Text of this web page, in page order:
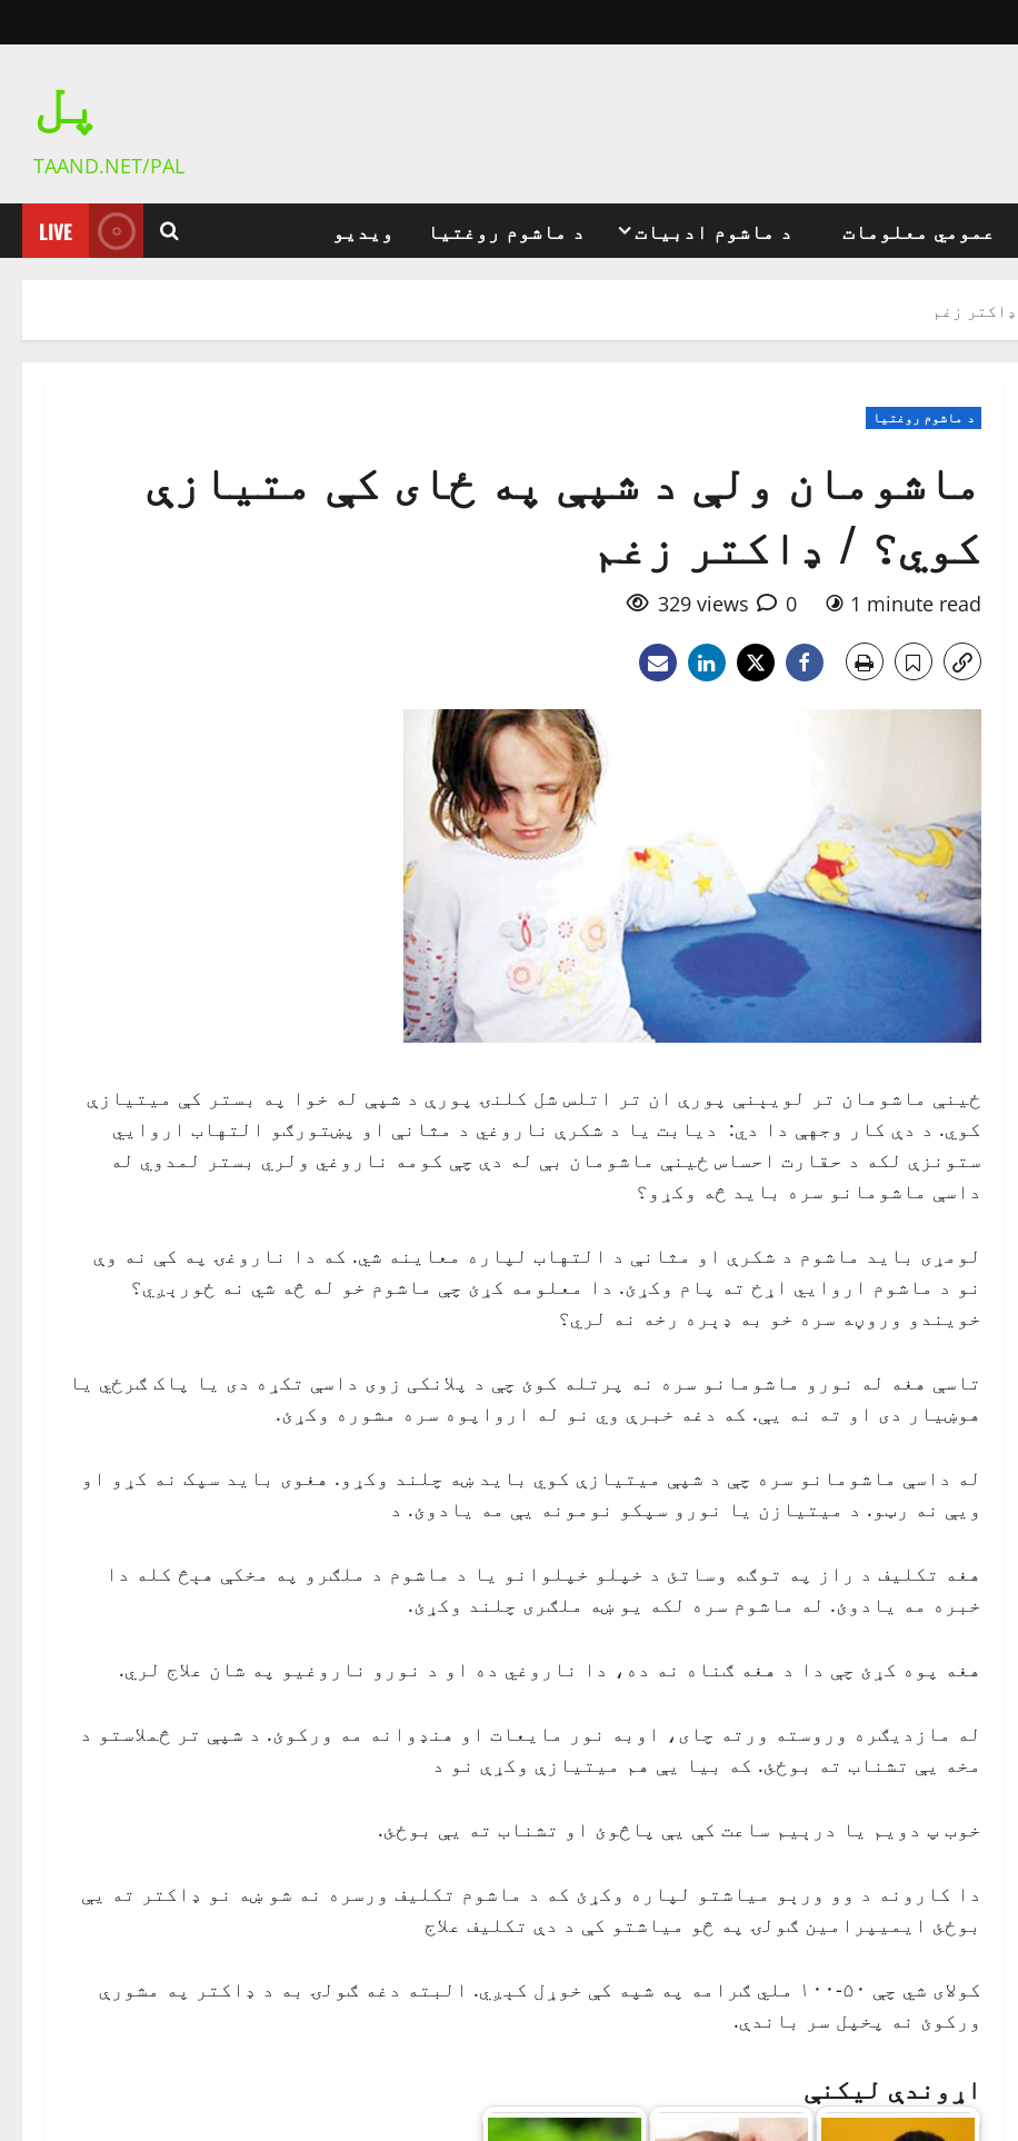
پل
TAAND.NET/PAL
عمومي معلومات د ماشوم ادبیات د ماشوم روغتیا ویدیو LIVE
زغم
د ماشوم روغتیا
ماشومان ولې د شپې په ځای کې متیازې
کوي؟ / ډاکتر زغم
1 minute read
0
329 views
ځينې ماشومان تر لويېنې پورې ان تر اتلس شل کلنۍ پورې د شپې له خوا په بستر کې ميتيازې
کوي. د دې کار وجهې دا دي: ديابت يا د شکرې ناروغي د مثانې او پښتورګو التهاب اروايي
ستونزې لکه د حقارت احساس ځينې ماشومان بې له دې چې کومه ناروغي ولري بستر لمدوي له
داسې ماشومانو سره بايد څه وکړو؟
لومړی بايد ماشوم د شکرې او مثانې د التهاب لپاره معاينه شي. که دا ناروغۍ په کې نه وې
نو د ماشوم اروايي اړخ ته پام وکړئ. دا معلومه کړئ چې ماشوم خو له څه شي نه ځورېږي؟
خويندو وروڼه سره خو به ډېره رخه نه لري؟
تاسې هغه له نورو ماشومانو سره نه پرتله کوئ چې د پلانکی زوی داسې تکړه دی يا پاک ګرځي يا
هوښيار دی او ته نه يې. که دغه خبرې وي نو له ارواپوه سره مشوره وکړئ.
له داسې ماشومانو سره چې د شپې ميتيازې کوي بايد ښه چلند وکړو. هغوی بايد سپک نه کړو او
ويې نه رټو. د ميتيازن يا نورو سپکو نومونه يې مه يادوئ. د
هغه تکليف د راز په توګه وساتئ د خپلو خپلوانو يا د ماشوم د ملګرو په مخکې هېڅ کله دا
خبره مه يادوئ. له ماشوم سره لکه يو ښه ملګری چلند وکړئ.
هغه پوه کړئ چې دا د هغه ګناه نه ده، دا ناروغي ده او د نورو ناروغيو په شان علاج لري.
له مازديګره وروسته ورته چای، اوبه نور مایعات او هنډوانه مه ورکوئ. د شپې تر څملاستو د
مخه يې تشناب ته بوځئ. که بيا يې هم ميتيازې وکړې نو د
خوب پ دويم يا درېيم ساعت کې یې پاڅوئ او تشناب ته يې بوځئ.
دا کارونه د وو ورېو مياشتو لپاره وکړئ که د ماشوم تکليف ورسره نه شو ښه نو ډاکتر ته يې
بوځئ ايميپرامين ګولۍ په څو مياشتو کې د دې تکليف علاج
کولای شي چې ۵۰-۱۰۰ ملي ګرامه په شپه کې خوړل کېږي. البته دغه ګولۍ به د ډاکتر په مشورې
ورکوئ نه پخپل سر باندې.
اړوندې لیکنې